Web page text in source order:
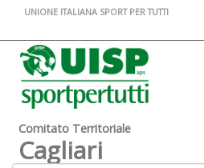
UNIONE ITALIANA SPORT PER TUTTI
Comitato Territoriale
Cagliari